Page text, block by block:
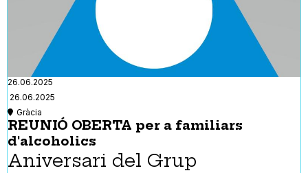
26.06.2025
26.06.2025
Gràcia
REUNIÓ OBERTA per a familiars
d'alcoholics
Aniversari del Grup